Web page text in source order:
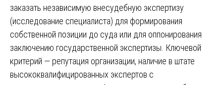
заказать независимую внесудебную экспертизу
(исследование специалиста) для формирования
собственной позиции до суда или для оппонирования
заключению государственной экспертизы. Ключевой
критерий — репутация организации, наличие в штате
высококвалифицированных экспертов с